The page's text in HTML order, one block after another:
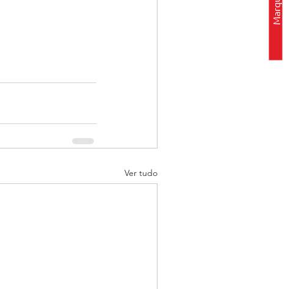
Ver tudo